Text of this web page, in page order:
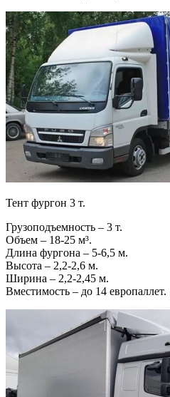
Тент фургон 3 т.
Грузоподъемность – 3 т.
Объем – 18-25 м³.
Длина фургона – 5-6,5 м.
Высота – 2,2-2,6 м.
Ширина – 2,2-2,45 м.
Вместимость – до 14 европаллет.